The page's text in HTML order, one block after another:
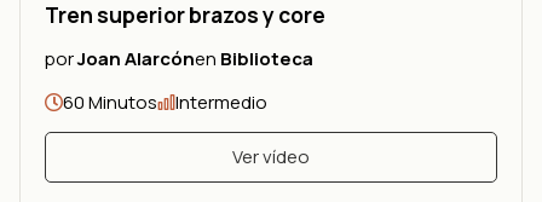
Tren superior brazos y core
porJoan Alarcónen Biblioteca
60 Minutos
Intermedio
Ver vídeo